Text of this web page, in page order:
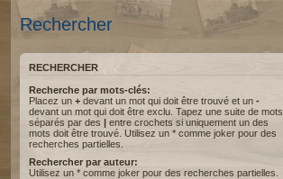
Rechercher
RECHERCHER
Recherche par mots-clés:
Placez un + devant un mot qui doit être trouvé et un -
devant un mot qui doit être exclu. Tapez une suite de mots
séparés par des | entre crochets si uniquement un des
mots doit être trouvé. Utilisez un * comme joker pour des
recherches partielles.
Rechercher par auteur:
Utilisez un * comme joker pour des recherches partielles.